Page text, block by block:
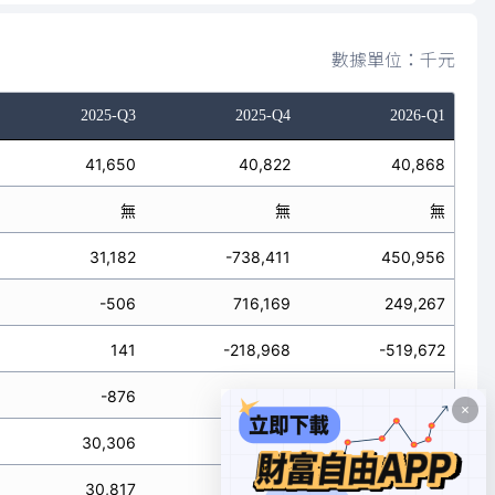
數據單位：千元
2025-Q3 2025-Q4 2026-Q1
41,650 40,822 40,868
無 無 無
31,182 -738,411 450,956
-506 716,169 249,267
141 -218,968 -519,672
-876 -43,026
30,306 -781,437 443,012
30,817 -241,210 180,551